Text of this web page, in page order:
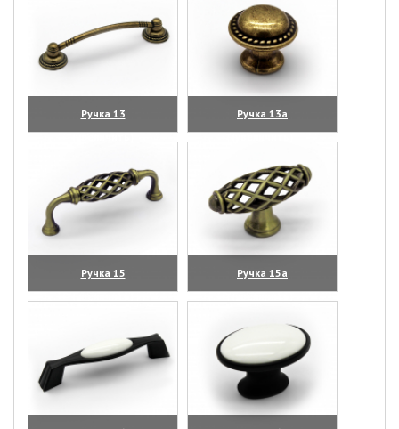
Ручка 13
(увеличить)
Ручка 13а
(увеличить)
Ручка 15
(увеличить)
Ручка 15а
(увеличить)